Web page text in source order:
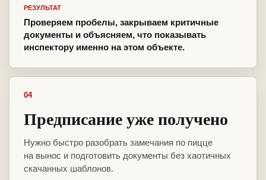
РЕЗУЛЬТАТ
Проверяем пробелы, закрываем критичные
документы и объясняем, что показывать
инспектору именно на этом объекте.
04
Предписание уже получено
Нужно быстро разобрать замечания по пицце
на вынос и подготовить документы без хаотичных
скачанных шаблонов.